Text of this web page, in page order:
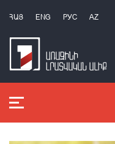
ՀԱՅ ENG РУС AZ